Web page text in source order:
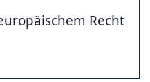
Recht